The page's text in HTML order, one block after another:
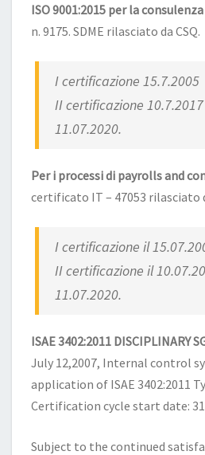
ISO 9001:2015 per la
n. 9175. SDME rilasciato da CSQ.
I certificazione 15.7.2005
II certificazione
11.07.2020.
Per i processi di payrolls and
certificato IT – 47053 rilasciato
I certificazione il
II certificazione il
11.07.2020.
ISAE 3402:2011 DISCIPLINARY
July 12,2007, Internal control
application of ISAE 3402:2011
Certification cycle start date: 31
Subject to the continued